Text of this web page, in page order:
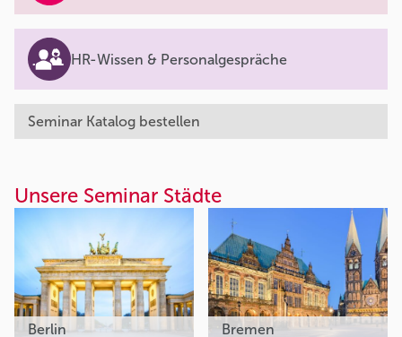
HR-Wissen & Personalgespräche
Seminar Katalog bestellen
Unsere Seminar Städte
Berlin Bremen